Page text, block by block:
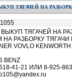
ТЯГАЧЕЙ НА
ТЯГАЧЕЙ НА
РАЗБОРКУ ТЯГАЧИ
VOVLO
BENZ
41-21 ИЛИ 8-925-